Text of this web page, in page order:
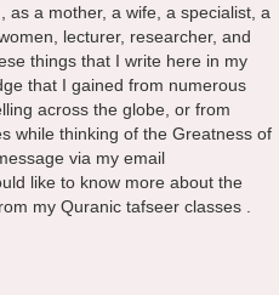
as a mother, a wife, a specialist, a
lecturer, researcher, and
things that I write here in my
that I gained from numerous
across the globe, or from
while thinking of the Greatness of
via my email
like to know more about the
my Quranic tafseer classes .